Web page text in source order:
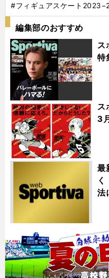
#フィギュアスケート
編集部のおすすめ
ス
特
3
最
法